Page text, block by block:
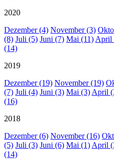
2020
Dezember (4) November (3)
(8) Juli (5) Juni (7) Mai (11) April
(14)
2019
Dezember (19) November (19)
(7) Juli (4) Juni (3) Mai (3) April
(16)
2018
Dezember (6) November (16)
(5) Juli (3) Juni (6) Mai (1) April
(14)